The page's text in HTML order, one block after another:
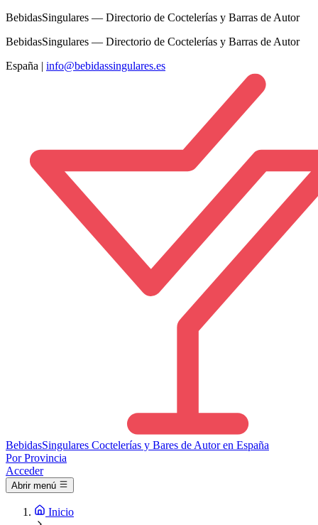
BebidasSingulares — Directorio de Coctelerías y Barras de Autor
BebidasSingulares — Directorio de Coctelerías y Barras de Autor
España | info@bebidassingulares.es
BebidasSingulares Coctelerías y Bares de Autor en España
Por Provincia
Acceder
Abrir menú
Inicio